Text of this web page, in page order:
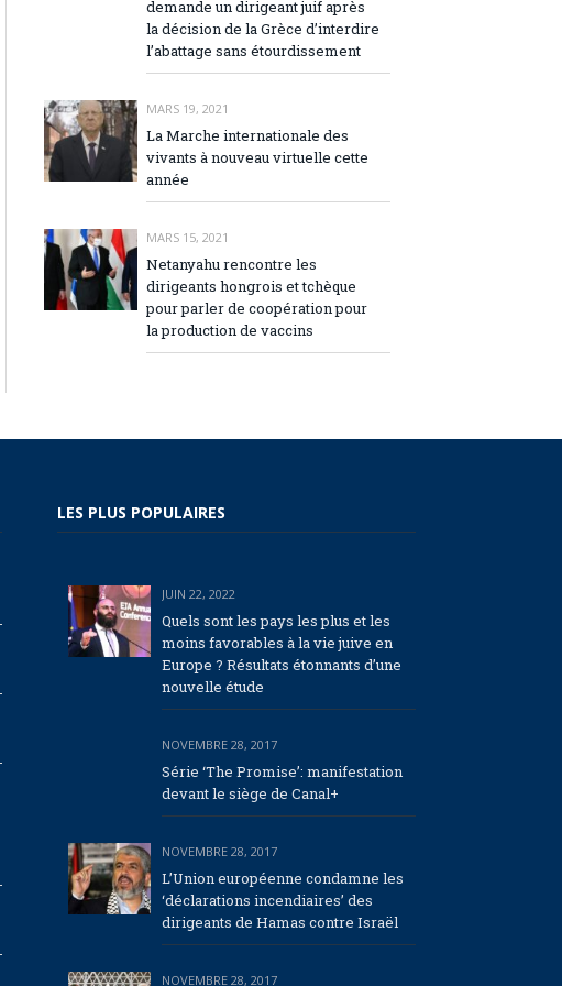
demande un dirigeant juif après
la décision de la Grèce d’interdire
l’abattage sans étourdissement
MARS 19, 2021
La Marche internationale des
vivants à nouveau virtuelle cette
année
MARS 15, 2021
Netanyahu rencontre les
dirigeants hongrois et tchèque
pour parler de coopération pour
la production de vaccins
LES PLUS POPULAIRES
JUIN 22, 2022
Quels sont les pays les plus et les
moins favorables à la vie juive en
Europe ? Résultats étonnants d’une
nouvelle étude
NOVEMBRE 28, 2017
Série ‘The Promise’: manifestation
devant le siège de Canal+
NOVEMBRE 28, 2017
L’Union européenne condamne les
‘déclarations incendiaires’ des
dirigeants de Hamas contre Israël
NOVEMBRE 28, 2017